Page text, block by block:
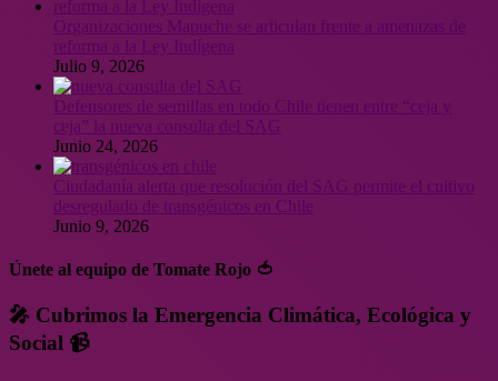
Organizaciones Mapuche se articulan frente a amenazas de
Julio 9, 2026
ceja” la nueva consulta del SAG
Junio 24, 2026
Ciudadanía alerta que resolución del SAG permite el cultivo
desregulado de transgénicos en Chile
Junio 9, 2026
Únete al equipo de Tomate Rojo 🍅
🎤 Cubrimos la Emergencia Climática, Ecológica y
Social 📹